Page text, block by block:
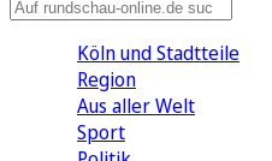
Köln und Stadtteile
Region
Aus aller Welt
Sport